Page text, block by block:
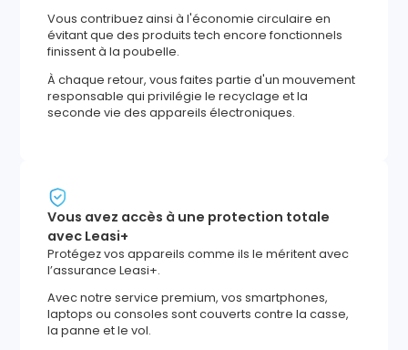
Vous contribuez ainsi à l'économie circulaire en
évitant que des produits tech encore fonctionnels
finissent à la poubelle.
À chaque retour, vous faites partie d'un mouvement
responsable qui privilégie le recyclage et la
seconde vie des appareils électroniques.
Vous avez accès à une protection totale
avec Leasi+
Protégez vos appareils comme ils le méritent avec
l’assurance Leasi+.
Avec notre service premium, vos smartphones,
laptops ou consoles sont couverts contre la casse,
la panne et le vol.